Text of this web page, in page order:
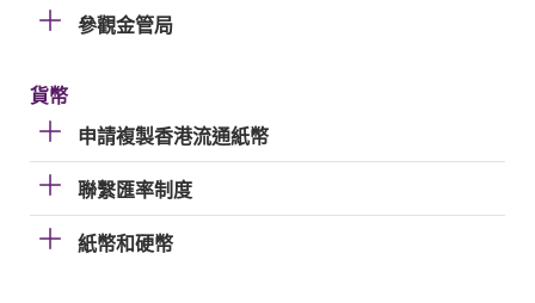
參觀金管局
貨幣
申請複製香港流通紙幣
聯繫匯率制度
紙幣和硬幣